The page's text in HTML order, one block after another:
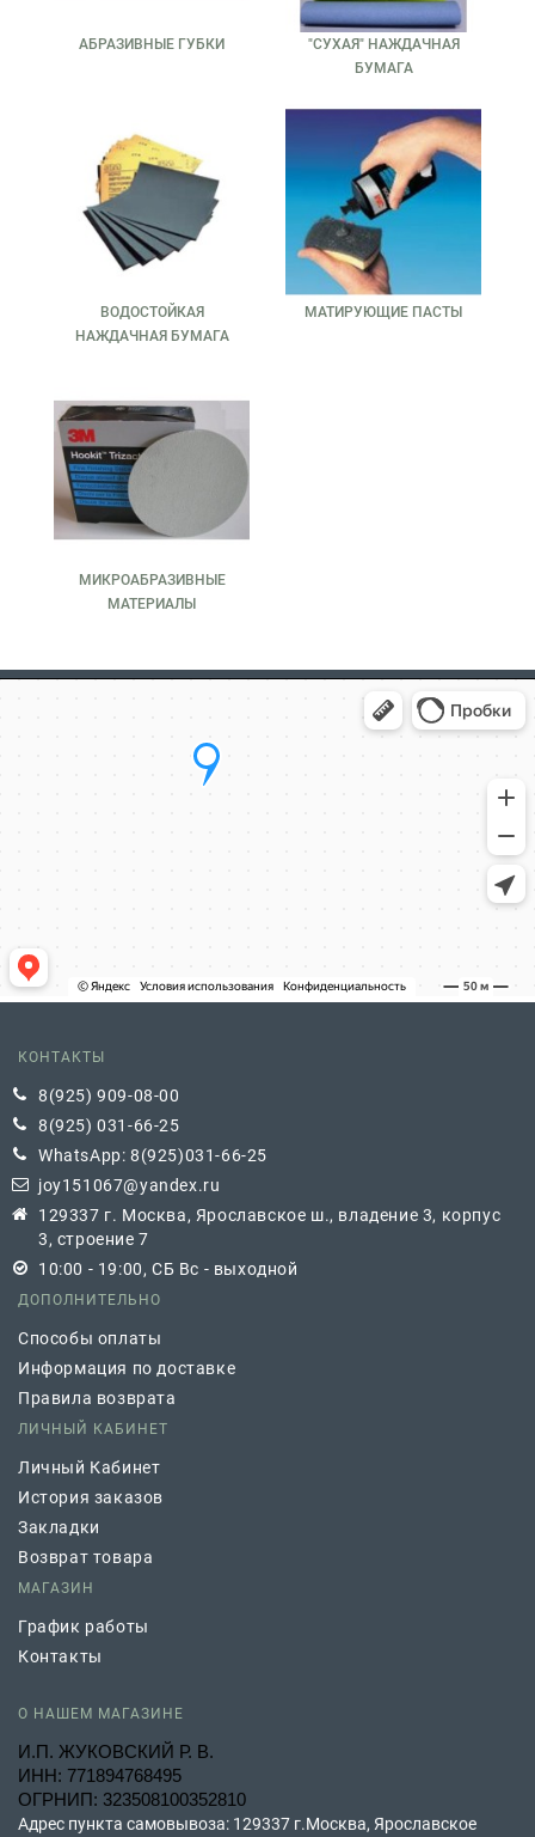
АБРАЗИВНЫЕ ГУБКИ
"СУХАЯ" НАЖДАЧНАЯ
БУМАГА
ВОДОСТОЙКАЯ
НАЖДАЧНАЯ БУМАГА
МАТИРУЮЩИЕ ПАСТЫ
МИКРОАБРАЗИВНЫЕ
МАТЕРИАЛЫ
КОНТАКТЫ
8(925) 909-08-00
8(925) 031-66-25
WhatsApp: 8(925)031-66-25
joy151067@yandex.ru
129337 г. Москва, Ярославское ш., владение 3, корпус
3, строение 7
10:00 - 19:00, СБ Вс - выходной
ДОПОЛНИТЕЛЬНО
Способы оплаты
Информация по доставке
Правила возврата
ЛИЧНЫЙ КАБИНЕТ
Личный Кабинет
История заказов
Закладки
Возврат товара
МАГАЗИН
График работы
Контакты
О НАШЕМ МАГАЗИНЕ
И.П. ЖУКОВСКИЙ Р. В.
ИНН: 771894768495
ОГРНИП: 323508100352810
Адрес пункта самовывоза: 129337 г.Москва, Ярославское